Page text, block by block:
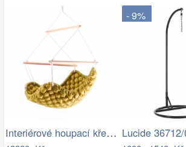
Interiérové houpací křeslo Swingy In…
- 9%